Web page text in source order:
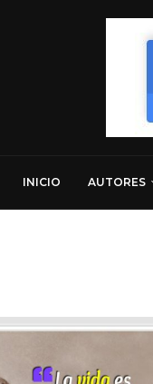
INICIO AUTORES